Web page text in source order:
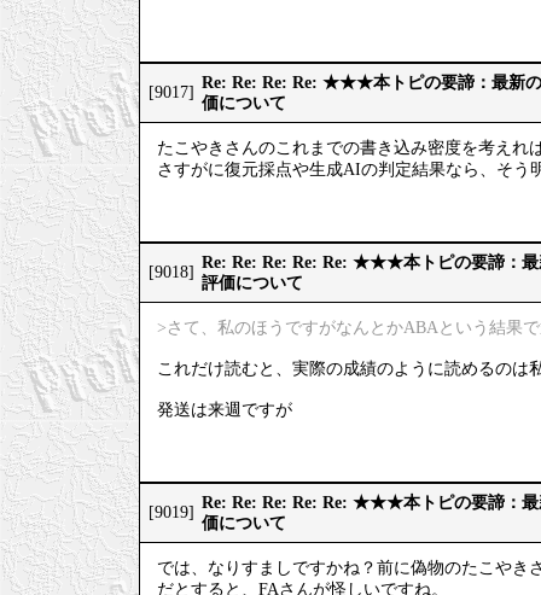
[9017]
Re: Re: Re: Re: ★★★本トピの要諦：最新
価について
たこやきさんのこれまでの書き込み密度を考えれ
さすがに復元採点や生成AIの判定結果なら、そう
[9018]
Re: Re: Re: Re: Re: ★★★本トピの要諦：最
評価について
>さて、私のほうですがなんとかABAという結果
これだけ読むと、実際の成績のように読めるのは
発送は来週ですが
[9019]
Re: Re: Re: Re: Re: ★★★本トピの要諦：最
価について
では、なりすましですかね？前に偽物のたこやき
だとすると、FAさんが怪しいですね。